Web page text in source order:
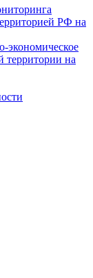
РФ на
экономическое
территории на